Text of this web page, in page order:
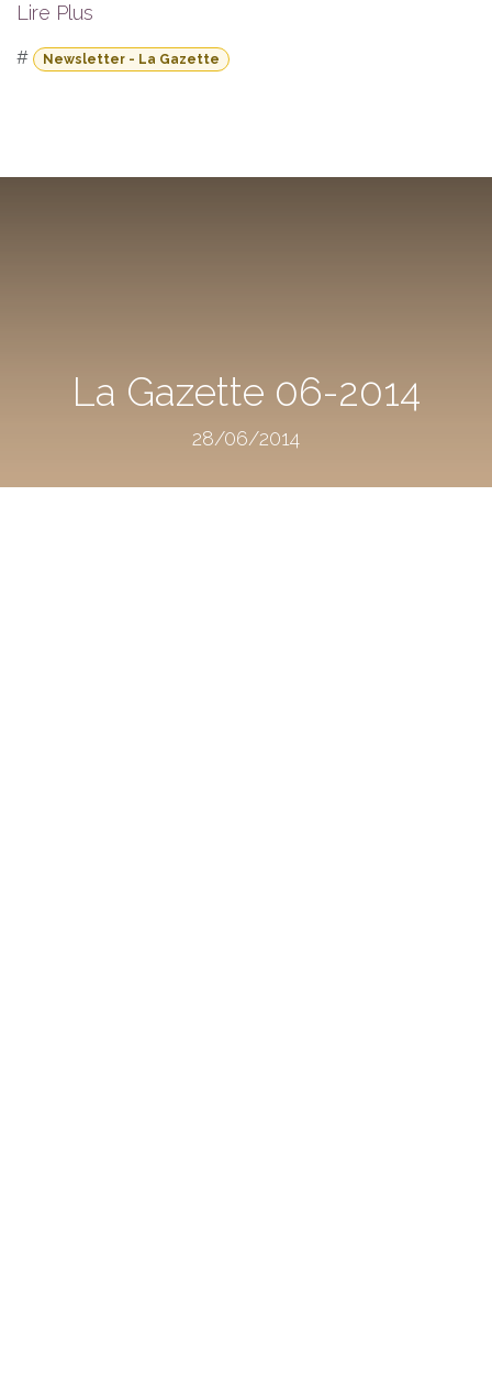
Lire Plus
# Newsletter - La Gazette
La Gazette 06-2014
28/06/2014